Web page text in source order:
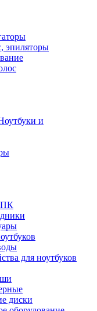
эпиляторы
и
ПК
для ноутбуков
диски